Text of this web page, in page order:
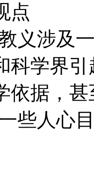
点
义涉及
科学界
依据，
些人心